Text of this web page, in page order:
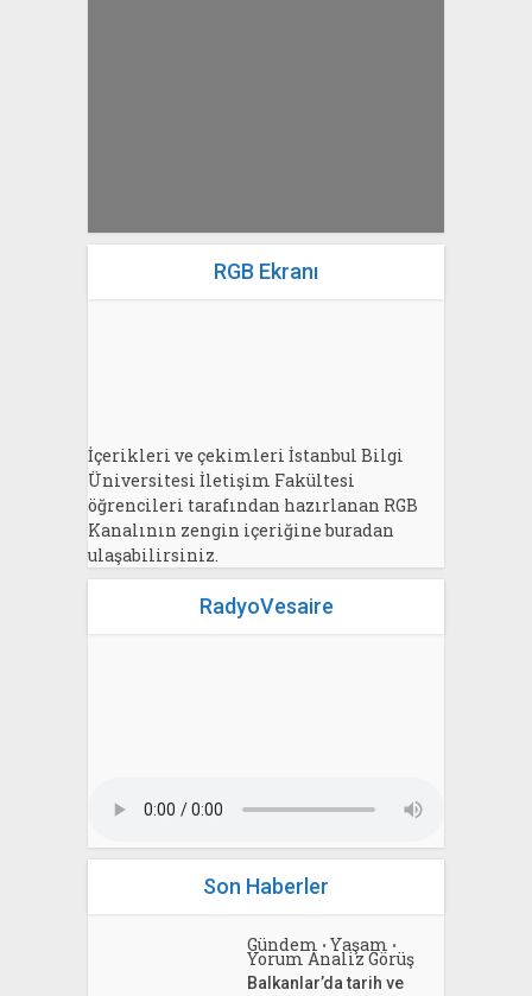
RGB Ekranı
İçerikleri ve çekimleri İstanbul Bilgi
Üniversitesi İletişim Fakültesi
öğrencileri tarafından hazırlanan RGB
Kanalının zengin içeriğine buradan
ulaşabilirsiniz.
RadyoVesaire
Son Haberler
Gündem • Yaşam •
Yorum Analiz Görüş
Balkanlar’da tarih ve